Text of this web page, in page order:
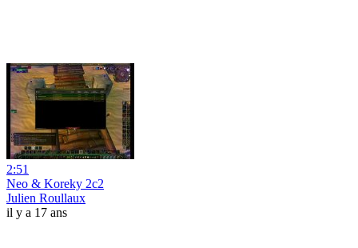
2:51
Neo & Koreky 2c2
Julien Roullaux
il y a 17 ans